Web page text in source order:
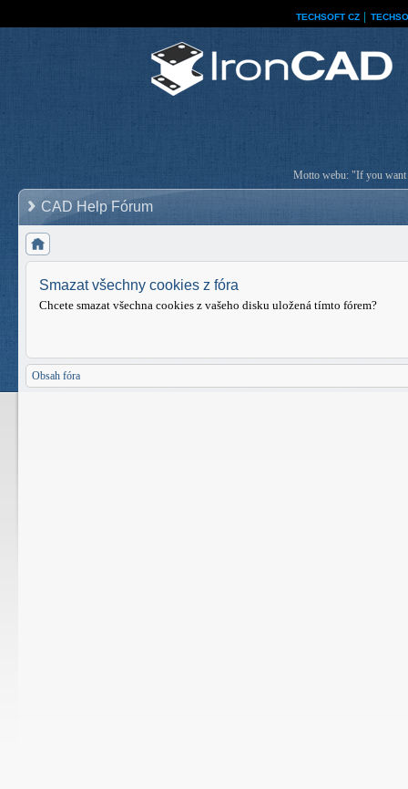
TECHSOFT CZ
Motto webu: "If you want
CAD Help Fórum
Smazat všechny cookies z fóra
Chcete smazat všechna cookies z vašeho disku uložená tímto fórem?
Obsah fóra